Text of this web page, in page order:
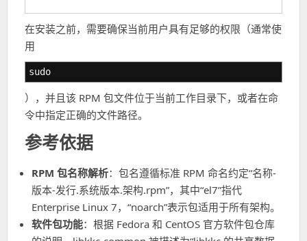
在安装之前，需要确保当前用户具有足够的权限（通常使
用
sudo
），并且该 RPM 包文件位于当前工作目录下，或者在命
令中指定正确的文件路径。
参考依据
RPM 包名称解析：包名遵循标准 RPM 命名约定“名称-
版本-发行.系统版本.架构.rpm”，其中“el7”指代
Enterprise Linux 7，“noarch”表示包适用于所有架构。
软件包功能：根据 Fedora 和 CentOS 官方软件包仓库